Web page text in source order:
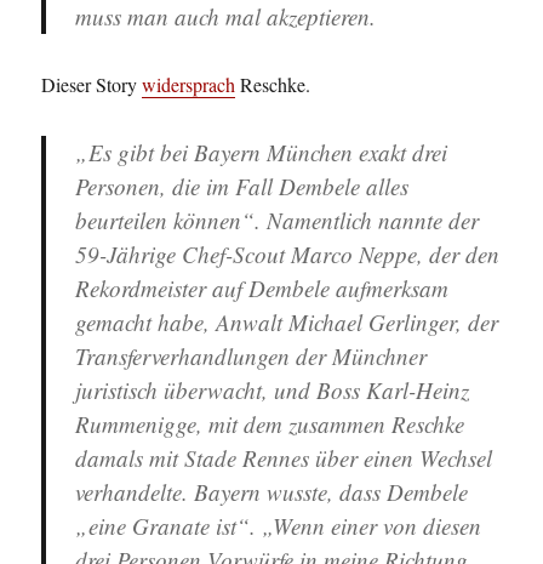
muss man auch mal akzeptieren.
Dieser StorywidersprachReschke.
„Es gibt bei Bayern München exakt drei
Personen, die im Fall Dembele alles
beurteilen können“. Namentlich nannte der
59-Jährige Chef-Scout Marco Neppe, der den
Rekordmeister auf Dembele aufmerksam
gemacht habe, Anwalt Michael Gerlinger, der
Transferverhandlungen der Münchner
juristisch überwacht, und Boss Karl-Heinz
Rummenigge, mit dem zusammen Reschke
damals mit Stade Rennes über einen Wechsel
verhandelte. Bayern wusste, dass Dembele
„eine Granate ist“. „Wenn einer von diesen